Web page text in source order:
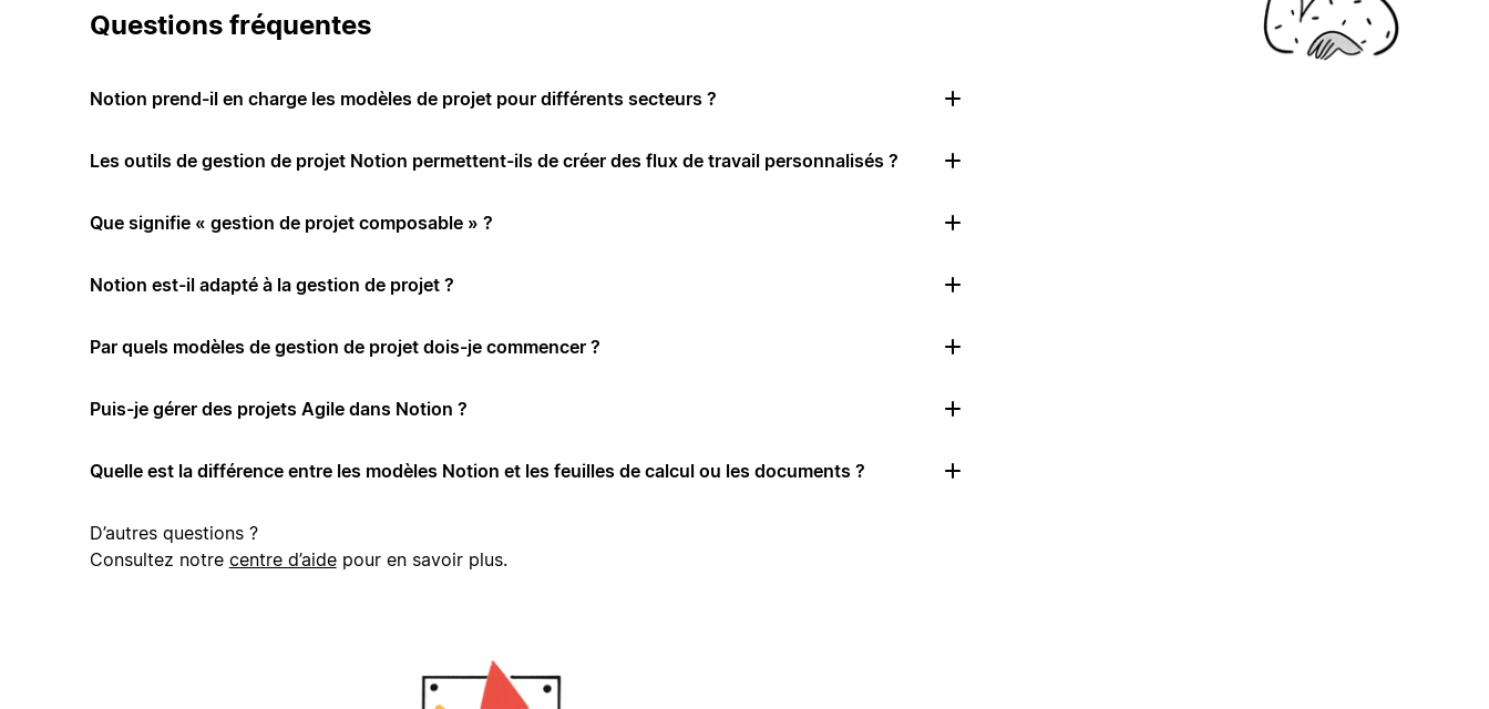
Questions fréquentes
Notion prend-il en charge les modèles de projet pour différents secteurs ?
Les outils de gestion de projet Notion permettent-ils de créer des flux de travail personnalisés ?
Que signifie « gestion de projet composable » ?
Notion est-il adapté à la gestion de projet ?
Par quels modèles de gestion de projet dois-je commencer ?
Puis-je gérer des projets Agile dans Notion ?
Quelle est la différence entre les modèles Notion et les feuilles de calcul ou les documents ?
D’autres questions ?
Consultez notre centre d’aidepour en savoir plus.